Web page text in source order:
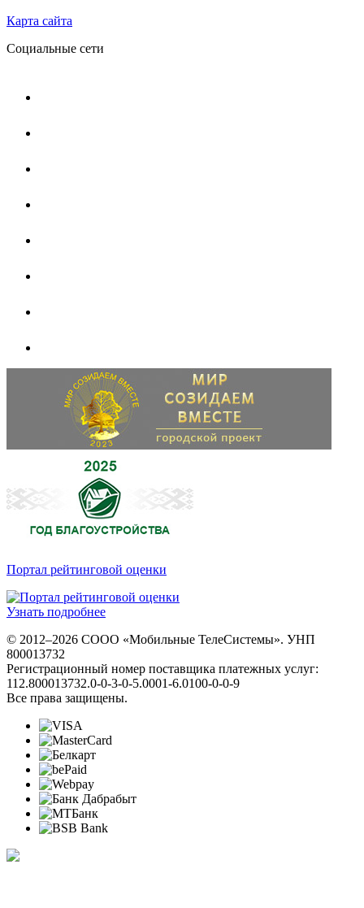
Карта сайта
Социальные сети
Портал рейтинговой оценки
Узнать подробнее
© 2012–2026 СООО «Мобильные ТелеСистемы». УНП
800013732
Регистрационный номер поставщика платежных услуг:
112.800013732.0-0-3-0-5.0001-6.0100-0-0-9
Все права защищены.